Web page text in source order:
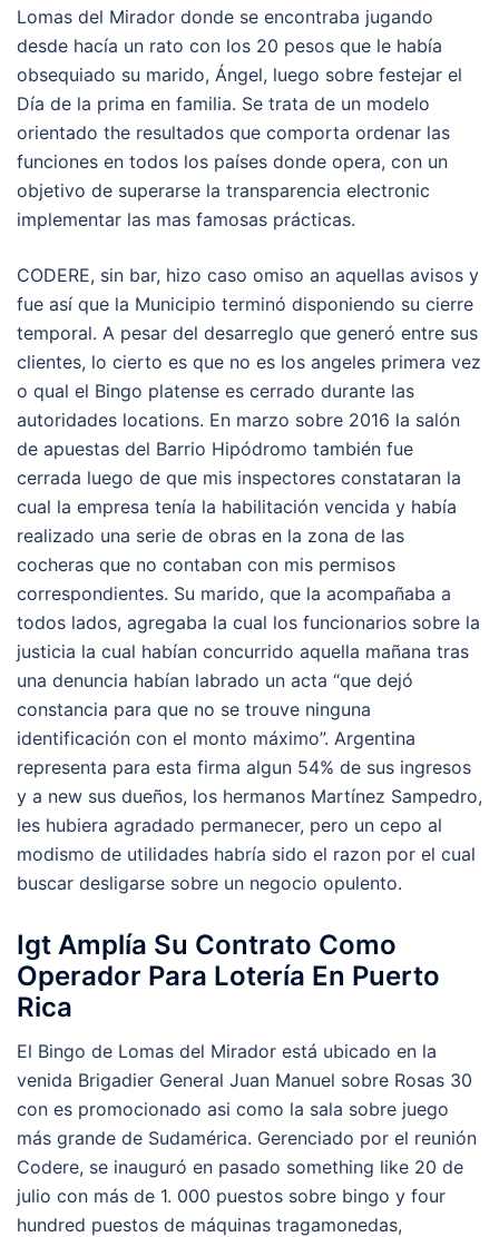
Lomas del Mirador donde se encontraba jugando
desde hacía un rato con los 20 pesos que le había
obsequiado su marido, Ángel, luego sobre festejar el
Día de la prima en familia. Se trata de un modelo
orientado the resultados que comporta ordenar las
funciones en todos los países donde opera, con un
objetivo de superarse la transparencia electronic
implementar las mas famosas prácticas.
CODERE, sin bar, hizo caso omiso an aquellas avisos y
fue así que la Municipio terminó disponiendo su cierre
temporal. A pesar del desarreglo que generó entre sus
clientes, lo cierto es que no es los angeles primera vez
o qual el Bingo platense es cerrado durante las
autoridades locations. En marzo sobre 2016 la salón
de apuestas del Barrio Hipódromo también fue
cerrada luego de que mis inspectores constataran la
cual la empresa tenía la habilitación vencida y había
realizado una serie de obras en la zona de las
cocheras que no contaban con mis permisos
correspondientes. Su marido, que la acompañaba a
todos lados, agregaba la cual los funcionarios sobre la
justicia la cual habían concurrido aquella mañana tras
una denuncia habían labrado un acta “que dejó
constancia para que no se trouve ninguna
identificación con el monto máximo”. Argentina
representa para esta firma algun 54% de sus ingresos
y a new sus dueños, los hermanos Martínez Sampedro,
les hubiera agradado permanecer, pero un cepo al
modismo de utilidades habría sido el razon por el cual
buscar desligarse sobre un negocio opulento.
Igt Amplía Su Contrato Como
Operador Para Lotería En Puerto
Rica
El Bingo de Lomas del Mirador está ubicado en la
venida Brigadier General Juan Manuel sobre Rosas 30
con es promocionado asi como la sala sobre juego
más grande de Sudamérica. Gerenciado por el reunión
Codere, se inauguró en pasado something like 20 de
julio con más de 1. 000 puestos sobre bingo y four
hundred puestos de máquinas tragamonedas,